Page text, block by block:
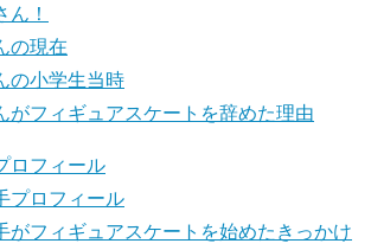
ん！
の現在
の小学生当時
がフィギュアスケートを辞めた理由
ロフィール
プロフィール
がフィギュアスケートを始めたきっかけ